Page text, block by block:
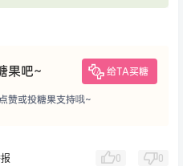
果吧~ 给TA买糖
赞或投糖果支持哦~
0 0